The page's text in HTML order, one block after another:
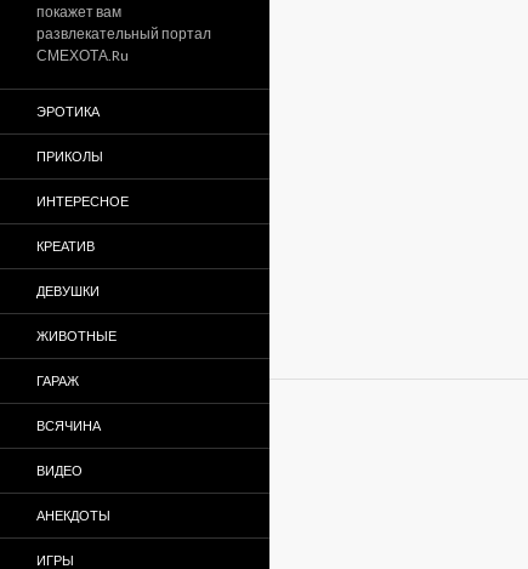
покажет вам
развлекательный портал
СМЕХОТА.Ru
ЭРОТИКА
ПРИКОЛЫ
ИНТЕРЕСНОЕ
КРЕАТИВ
ДЕВУШКИ
ЖИВОТНЫЕ
ГАРАЖ
ВСЯЧИНА
ВИДЕО
АНЕКДОТЫ
ИГРЫ